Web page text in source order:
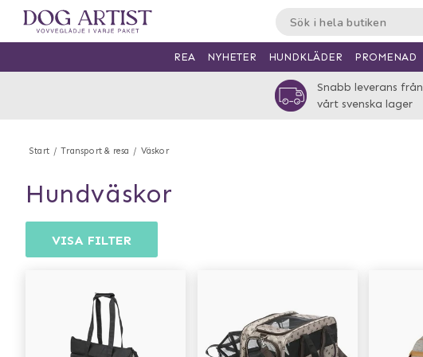
Start Transport & resa Väskor
hundväskor
VISA FILTER
REA NYHETER HUNDKLÄDER PROMENAD
Snabb leverans från
vårt svenska lager